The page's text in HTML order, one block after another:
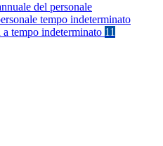
del personale
tempo indeterminato
a tempo indeterminato 11